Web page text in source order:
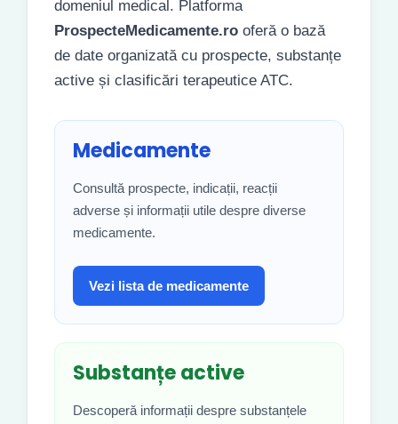
domeniul medical. Platforma
ProspecteMedicamente.ro oferă o bază
de date organizată cu prospecte, substanțe
active și clasificări terapeutice ATC.
Medicamente
Consultă prospecte, indicații, reacții
adverse și informații utile despre diverse
medicamente.
Vezi lista de medicamente
Substanțe active
Descoperă informații despre substanțele